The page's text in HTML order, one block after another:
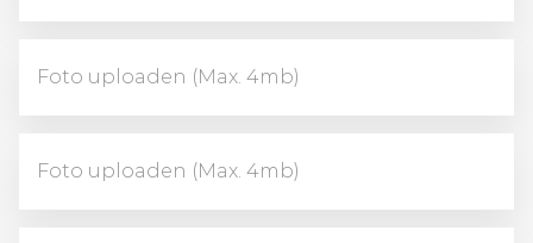
Foto uploaden (Max. 4mb)
Foto uploaden (Max. 4mb)